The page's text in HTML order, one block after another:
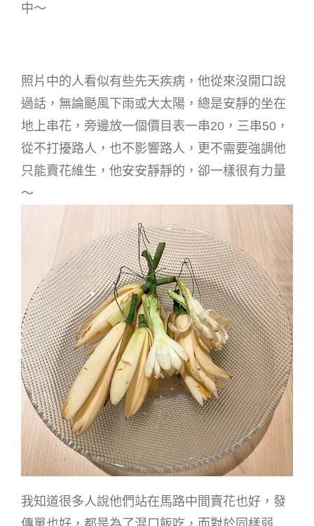
中～
照片中的人看似有些先天疾病，他從來沒開口說
過話，無論颳風下雨或大太陽，總是安靜的坐在
地上串花，旁邊放一個價目表一串20，三串50，
從不打擾路人，也不影響路人，更不需要強調他
只能賣花維生，他安安靜靜的，卻一樣很有力量
～
我知道很多人說他們站在馬路中間賣花也好，發